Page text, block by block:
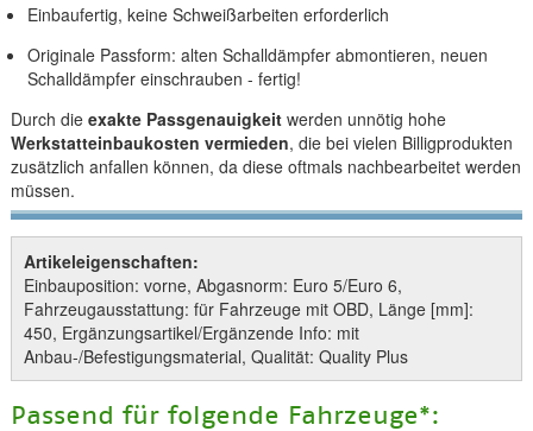
Einbaufertig, keine Schweißarbeiten erforderlich
Originale Passform: alten Schalldämpfer abmontieren, neuen
Schalldämpfer einschrauben - fertig!
Durch die exakte Passgenauigkeitwerden unnötig hohe
Werkstatteinbaukosten vermieden, die bei vielen Billigprodukten
zusätzlich anfallen können, da diese oftmals nachbearbeitet werden
müssen.
Artikeleigenschaften:
Einbauposition: vorne, Abgasnorm: Euro 5/Euro 6,
Fahrzeugausstattung: für Fahrzeuge mit OBD, Länge [mm]:
450, Ergänzungsartikel/Ergänzende Info: mit
Anbau-/Befestigungsmaterial, Qualität: Quality Plus
Passend für folgende Fahrzeuge*: